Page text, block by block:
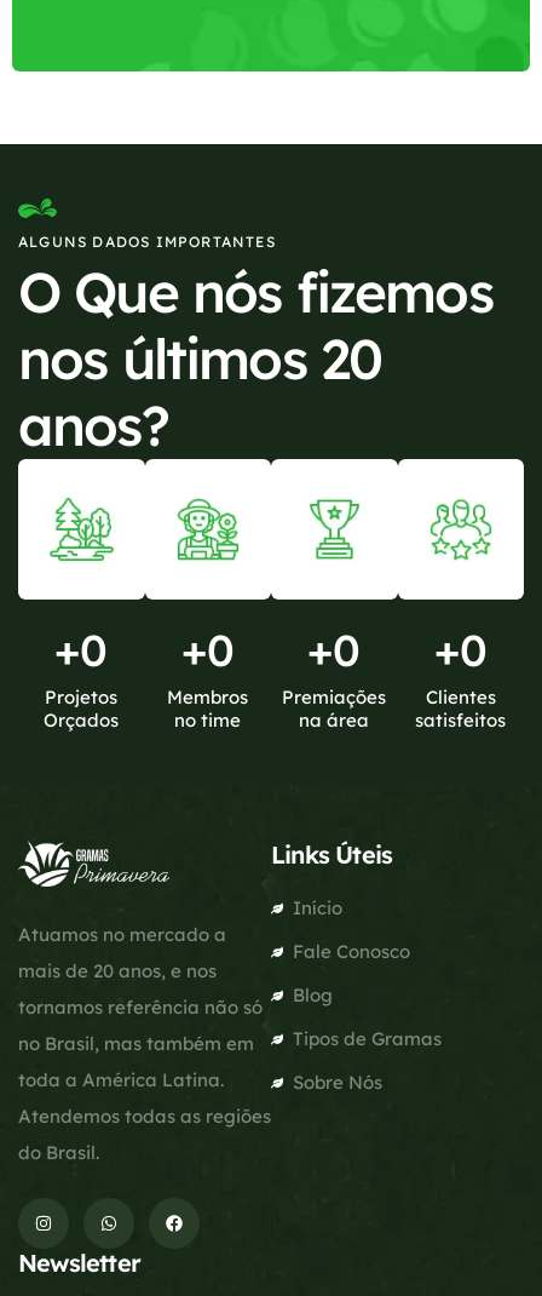
ALGUNS DADOS IMPORTANTES
O Que nós fizemos
nos últimos 20
anos?
+0
Projetos
Orçados
+0
Membros
no time
+0
Premiações
na área
+0
Clientes
satisfeitos
Atuamos no mercado a
mais de 20 anos, e nos
tornamos referência não só
no Brasil, mas também em
toda a América Latina.
Atendemos todas as regiões
do Brasil.
Links Úteis
Início
Fale Conosco
Blog
Tipos de Gramas
Sobre Nós
Newsletter